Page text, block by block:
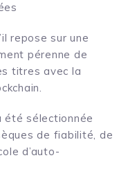
repose sur une
pérenne de
titres avec la
été sélectionnée
de fiabilité, de
d’auto-